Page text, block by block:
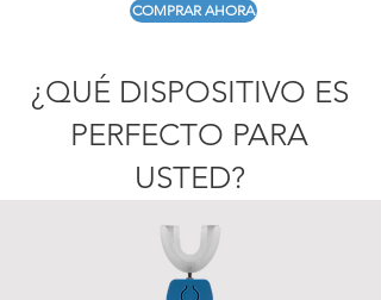
COMPRAR AHORA
¿QUÉ DISPOSITIVO ES
PERFECTO PARA
USTED?